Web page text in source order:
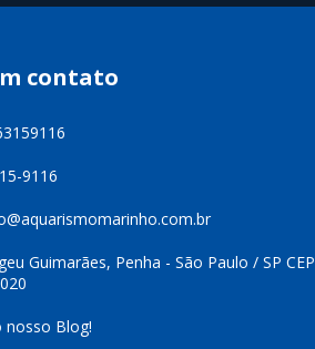
contato
9116
Guimarães, Penha - São Paulo / SP CEP
nosso Blog!